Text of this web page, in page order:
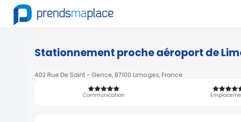
Stationnement proche aéroport de
402 Rue De Saint - Gence, 87100 Limoges, France
Communication